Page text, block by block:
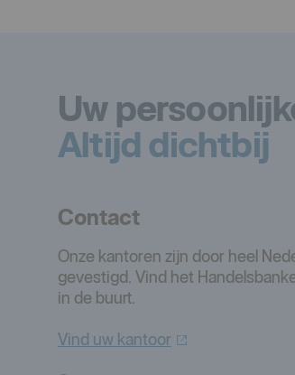
Uw
Altijd dichtbij
Contact
Onze kantoren zijn door heel
gevestigd. Vind het
in de buurt.
Vind uw kantoor